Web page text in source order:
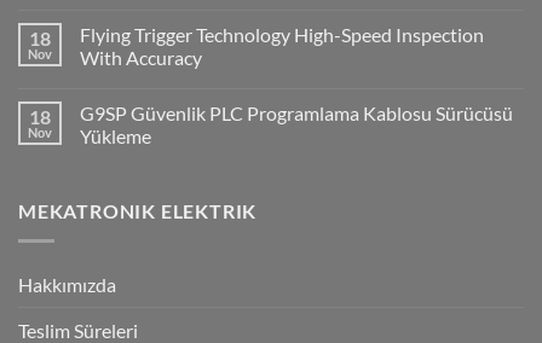
Haberleşmesi
on
Q2A
Ve
NPN/PNP
Giriş
Bağlantılar
18
Nov
Flying Trigger Technology High-Speed Inspection
With Accuracy
on
Flying
Trigger
Inspection
With
18
Nov
G9SP Güvenlik PLC Programlama Kablosu Sürücüsü
Yükleme
G9SP
Güvenlik
Sürücüsü
MEKATRONIK ELEKTRIK
Hakkımızda
Teslim Süreleri